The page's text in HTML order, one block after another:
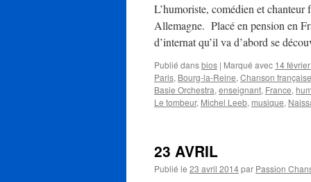
L’humoriste, comédien et
Allemagne. Placé en pension en
d’internat qu’il va d’abord se
Publié dansbios | Marqué avec 14
Paris, Bourg-la-Reine, Chanson française
Basie Orchestra, enseignant, France,
Le tombeur, Michel Leeb, musique,
23 AVRIL
Publié le 23 avril 2014par Passion